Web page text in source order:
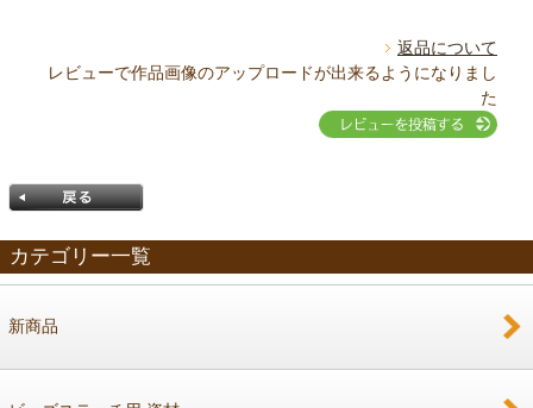
返品について
レビューで作品画像のアップロードが出来るようになりまし
た
カテゴリー一覧
新商品